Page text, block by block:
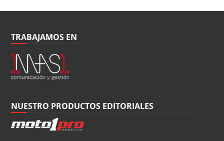
TRABAJAMOS EN
NUESTRO PRODUCTOS EDITORIALES